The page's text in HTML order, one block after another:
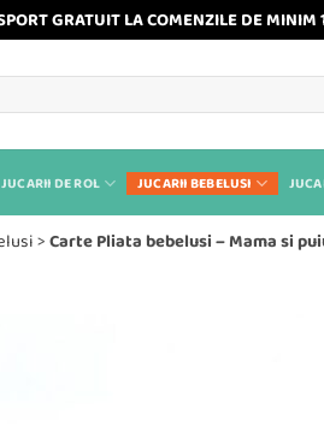
GRATUIT LA COMENZILE DE
JUCARII DE ROL JUCARII BEBELUSI
>Carte Pliata bebelusi – Mama si